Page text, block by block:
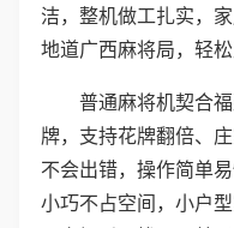
洁，整机做工扎实，
地道广西麻将局，轻松
普通麻将机契合
牌，支持花牌翻倍、
不会出错，操作简单
小巧不占空间，小户